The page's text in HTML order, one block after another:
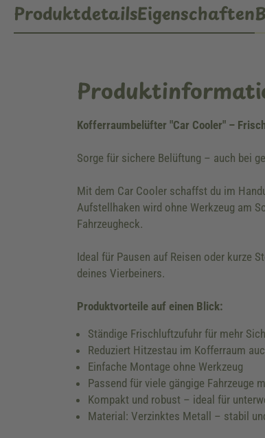
ProduktdetailsEigenschaften
Kofferraumbelüfter "Car Cooler" –
Sorge für sichere Belüftung – auch bei
Mit dem Car Cooler schaffst du im
Aufstellhaken wird ohne Werkzeug am
Fahrzeugheck.
Ideal für Pausen auf Reisen oder kurze
deines Vierbeiners.
Produktvorteile auf einen Blick:
Ständige Frischluftzufuhr für mehr
Reduziert Hitzestau im Kofferraum
Einfache Montage ohne Werkzeug
Passend für viele gängige Fahrzeuge
Kompakt und robust – ideal für
Material: Verzinktes Metall – stabil